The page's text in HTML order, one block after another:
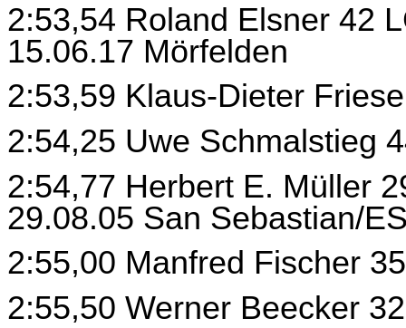
2:53,54 Roland Elsner 42
15.06.17 Mörfelden
2:53,59 Klaus-Dieter
2:54,25 Uwe Schmalstieg
2:54,77 Herbert E. Müller
29.08.05 San Sebastian/
2:55,00 Manfred Fischer
2:55,50 Werner Beecker